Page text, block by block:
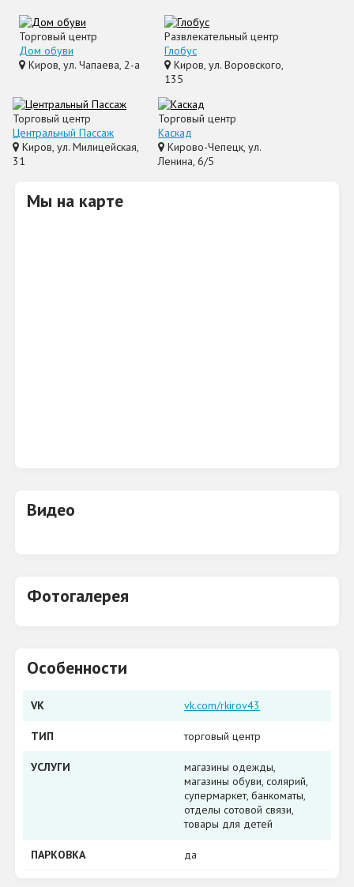
Торговый центр
Дом обуви
Киров, ул. Чапаева, 2-а
Развлекательный центр
Глобус
Киров, ул. Воровского,
135
Торговый центр
Центральный Пассаж
Киров, ул. Милицейская,
31
Торговый центр
Каскад
Кирово-Чепецк, ул.
Ленина, 6/5
Особенности
VK vk.com/rkirov43
ТИП торговый центр
УСЛУГИ
магазины одежды,
магазины обуви, солярий,
супермаркет, банкоматы,
отделы сотовой связи,
товары для детей
ПАРКОВКА да
Фотогалерея
Видео
Мы на карте